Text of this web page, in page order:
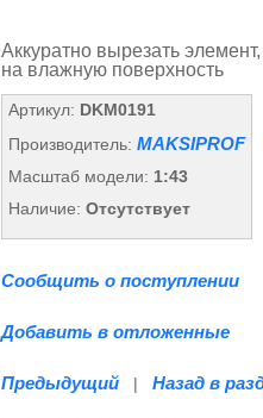
Аккуратно вырезать
на влажную поверхность
Артикул: DKM0191
Производитель: MAKSIPROF
Масштаб модели: 1:43
Наличие: Отсутствует
Сообщить о поступлении
Добавить в отложенные
Предыдущий | Назад в